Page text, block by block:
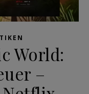
World:
–